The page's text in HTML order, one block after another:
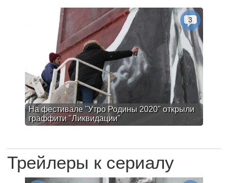
На фестивале "Утро Родины 2020" открыли
граффити "Ликвидации"
3
Трейлеры к сериалу